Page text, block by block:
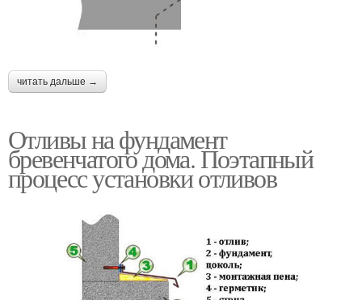
читать дальше →
Отливы на фундамент
бревенчатого дома. Поэтапный
процесс установки отливов